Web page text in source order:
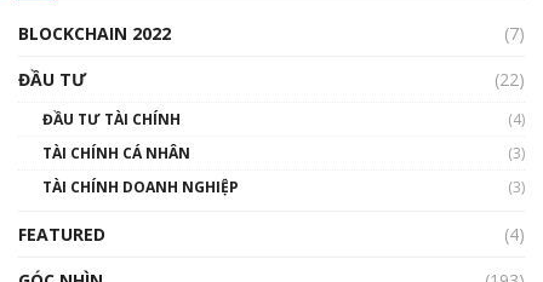
00:02:14
đến hệ sinh thái tiền mã hoá | Phổ cập
BLOCKCHAIN 2022
(7)
ĐẦU TƯ
(22)
ĐẦU TƯ TÀI CHÍNH
(4)
TÀI CHÍNH CÁ NHÂN
(3)
TÀI CHÍNH DOANH NGHIỆP
(3)
FEATURED
(4)